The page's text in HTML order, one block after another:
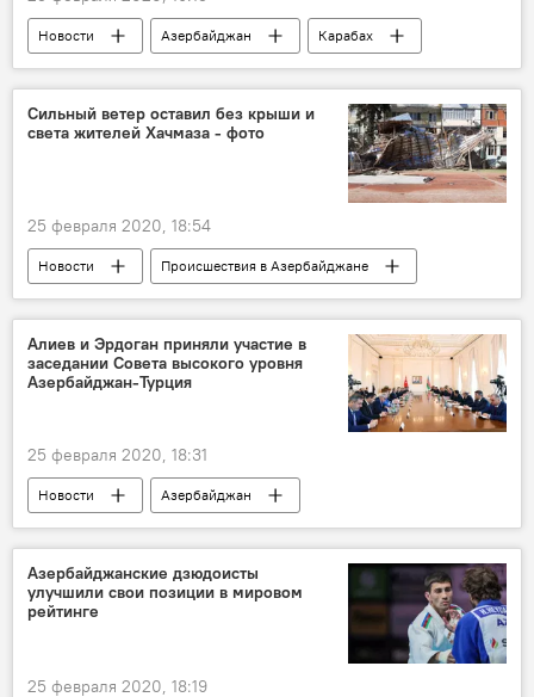
Новости Азербайджан
Карабах
Политика
Военная прокуратура АР
Ходжалы
расследование
Сильный ветер оставил без крыши и
света жителей Хачмаза - фото
25 февраля 2020, 18:54
Новости
Происшествия в Азербайджане
Азербайджан
Происшествия
ветер
Алиев и Эрдоган приняли участие в
заседании Совета высокого уровня
Азербайджан-Турция
25 февраля 2020, 18:31
Новости
Азербайджан
Новости мира
Политика
Экономика
Ильхам Алиев
Реджеп Тайип Эрдоган
Совет
Азербайджанские дзюдоисты
улучшили свои позиции в мировом
рейтинге
25 февраля 2020, 18:19